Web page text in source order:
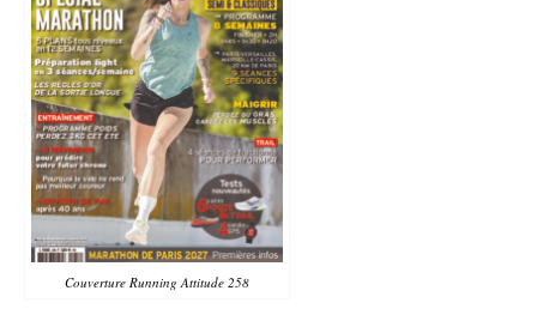
Couverture Running Attitude 258